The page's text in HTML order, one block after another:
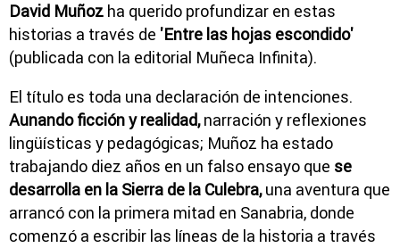
David Muñoz ha querido profundizar en estas
historias a través de 'Entre las hojas escondido'
(publicada con la editorial Muñeca Infinita).
El título es toda una declaración de intenciones.
Aunando ficción y realidad,narración y reflexiones
lingüísticas y pedagógicas; Muñoz ha estado
trabajando diez años en un falso ensayo que se
desarrolla en la Sierra de la Culebra,una aventura que
arrancó con la primera mitad en Sanabria, donde
comenzó a escribir las líneas de la historia a través